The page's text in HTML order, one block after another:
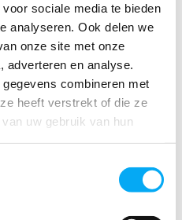
sociale media te bieden
analyseren. Ook delen we
onze site met onze
adverteren en analyse.
combineren met
heeft verstrekt of die ze
uw gebruik van hun
monteert je aan de
trimplaten zorgen ervoor dat
vaart. Bij Boottotaal
trim tabs. De
we met en zonder
(motor)boot monteren. Of je